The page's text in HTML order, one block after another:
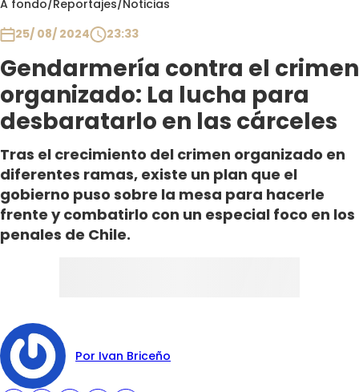
A fondo/Reportajes/Noticias
25/ 08/ 2024
23:33
Gendarmería contra el crimen
organizado: La lucha para
desbaratarlo en las cárceles
Tras el crecimiento del crimen organizado en
diferentes ramas, existe un plan que el
gobierno puso sobre la mesa para hacerle
frente y combatirlo con un especial foco en los
penales de Chile.
Por Ivan Briceño
Club De La Comedia
Contigo en Directo
Plan Perfecto
El Tiempo
Sabingo
Todos Los Programas